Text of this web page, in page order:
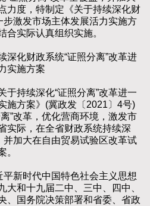
力度，特制定《关于持续深化财
步激发市场主体发展活力实施方
合实际认真组织实施。
化财政系统“证照分离”改革进
实施方案
持续深化“证照分离”改革进一
施方案》(冀政发〔2021〕4号)
”改革，优化营商环境，激发市
实际，在全省财政系统持续深
并加大在自由贸易试验区改革试
。
新时代中国特色社会主义思想
大和十九届二中、三中、四中、
、国务院决策部署和省委、省政